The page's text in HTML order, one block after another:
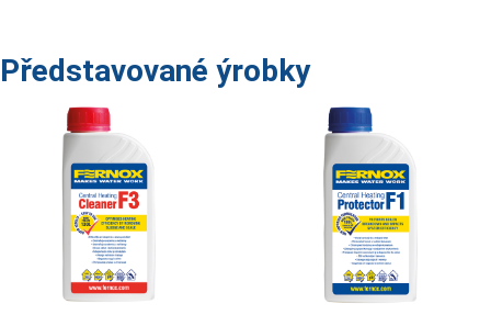
Představované ýrobky